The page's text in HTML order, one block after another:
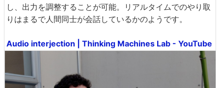
し、出力を調整することが可能。リアルタイムでのやり取
りはまるで人間同士が会話しているかのようです。
Audio interjection | Thinking Machines Lab - YouTube